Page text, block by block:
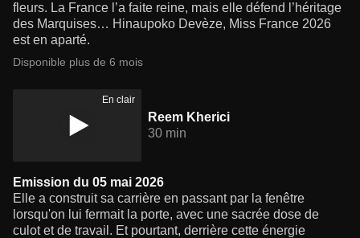
fleurs. La France l’a faite reine, mais elle défend l’héritage
des Marquises… Hinaupoko Devèze, Miss France 2026
est en aparté.
Disponible plus de 6 mois
En clair
Reem Kherici
30 min
Emission du 05 mai 2026
Elle a construit sa carrière en passant par la fenêtre
lorsqu'on lui fermait la porte, avec une sacrée dose de
culot et de travail. Et pourtant, derrière cette énergie